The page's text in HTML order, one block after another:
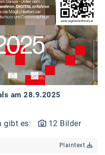
am 28.9.2025
gibt es: 12 Bilder
Plaintext